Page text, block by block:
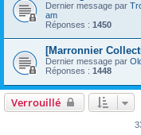
Dernier message par
am
Réponses : 1450
[Marronnier
Dernier message par
Réponses : 1448
Verrouillé